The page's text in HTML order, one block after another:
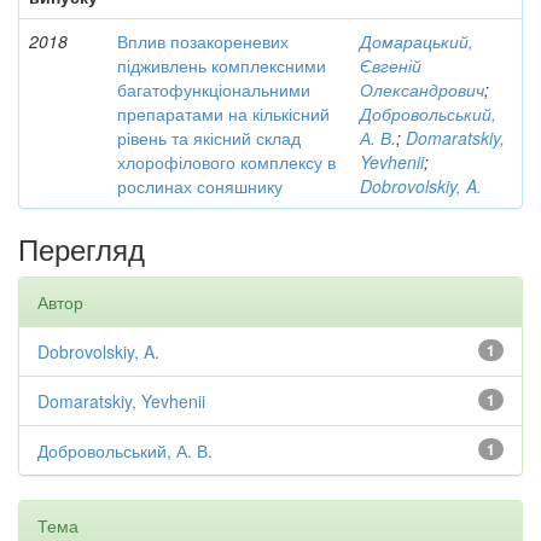
2018
Вплив позакореневих
підживлень комплексними
багатофункціональними
препаратами на кількісний
рівень та якісний склад
хлорофілового комплексу в
рослинах соняшнику
Домарацький,
Євгеній
Олександрович;
Добровольський,
А. В.; Domaratskiy,
Yevhenii;
Dobrovolskiy, A.
Перегляд
Автор
1
Dobrovolskiy, A.
1
Domaratskiy, Yevhenii
1
Добровольський, А. В.
Тема